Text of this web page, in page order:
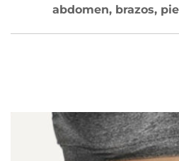
abdomen, brazos,